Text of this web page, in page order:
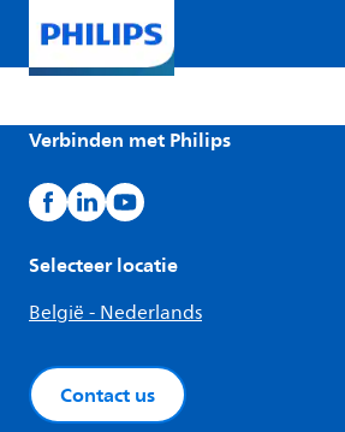
Verbinden met Philips
Selecteer locatie
België - Nederlands
Contact us